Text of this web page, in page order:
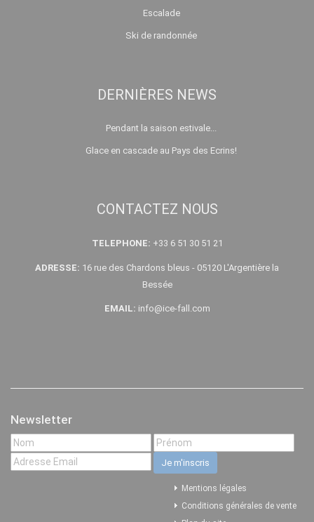
Escalade
Ski de randonnée
DERNIÈRES NEWS
Pendant la saison estivale...
Glace en cascade au Pays des Ecrins!
CONTACTEZ NOUS
TELEPHONE: +33 6 51 30 51 21
ADRESSE: 16 rue des Chardons bleus - 05120 L'Argentière la
Bessée
EMAIL: info@ice-fall.com
Newsletter
Mentions légales
Conditions générales de vente